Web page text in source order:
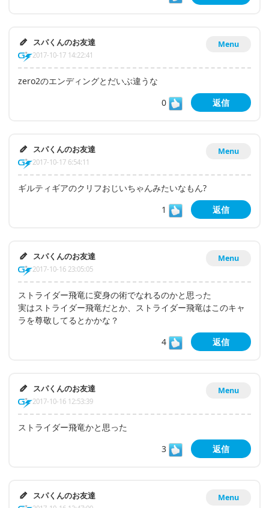
Menu
スパくんのお友達
2017-10-17 14:22:41
zero2のエンディングとだいぶ違うな
0
返信
Menu
スパくんのお友達
2017-10-17 6:54:11
ギルティギアのクリフおじいちゃんみたいなもん?
1
返信
Menu
スパくんのお友達
2017-10-16 23:05:05
ストライダー飛竜に変身の術でなれるのかと思った
実はストライダー飛竜だとか、ストライダー飛竜はこのキャ
ラを尊敬してるとかかな？
4
返信
Menu
スパくんのお友達
2017-10-16 12:53:39
ストライダー飛竜かと思った
3
返信
Menu
スパくんのお友達